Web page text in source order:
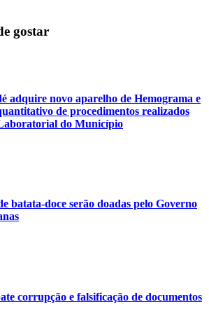
gostar
adquire novo aparelho de Hemograma e
de procedimentos realizados
do Município
batata-doce serão doadas pelo Governo
corrupção e falsificação de documentos